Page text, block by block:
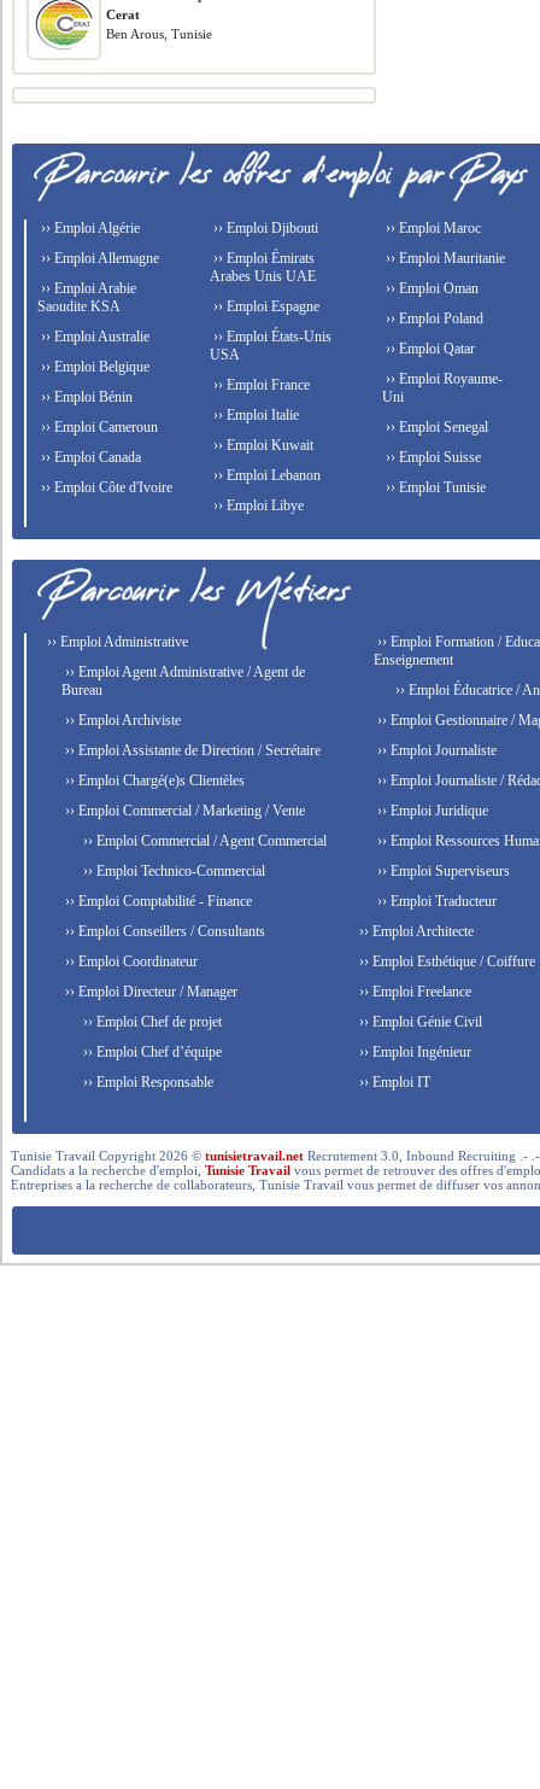
Cerat
Ben Arous, Tunisie
›› Emploi Algérie
›› Emploi Allemagne
›› Emploi Arabie
Saoudite KSA
›› Emploi Australie
›› Emploi Belgique
›› Emploi Bénin
›› Emploi Cameroun
›› Emploi Canada
›› Emploi Côte d'Ivoire
›› Emploi Djibouti
›› Emploi Émirats
Arabes Unis UAE
›› Emploi Espagne
›› Emploi États-Unis
USA
›› Emploi France
›› Emploi Italie
›› Emploi Kuwait
›› Emploi Lebanon
›› Emploi Libye
›› Emploi Maroc
›› Emploi Mauritanie
›› Emploi Oman
›› Emploi Poland
›› Emploi Qatar
›› Emploi Royaume-
Uni
›› Emploi Senegal
›› Emploi Suisse
›› Emploi Tunisie
›› Emploi Administrative
›› Emploi Agent Administrative / Agent de
Bureau
›› Emploi Archiviste
›› Emploi Assistante de Direction / Secrétaire
›› Emploi Chargé(e)s Clientèles
›› Emploi Commercial / Marketing / Vente
›› Emploi Commercial / Agent Commercial
›› Emploi Technico-Commercial
›› Emploi Comptabilité - Finance
›› Emploi Conseillers / Consultants
›› Emploi Coordinateur
›› Emploi Directeur / Manager
›› Emploi Chef de projet
›› Emploi Chef d’équipe
›› Emploi Responsable
›› Emploi Formation /
Enseignement
›› Emploi Éducatrice /
›› Emploi Gestionnaire /
›› Emploi Journaliste
›› Emploi Journaliste /
›› Emploi Juridique
›› Emploi Ressources
›› Emploi Superviseurs
›› Emploi Traducteur
›› Emploi Architecte
›› Emploi Esthétique / Coiffure
›› Emploi Freelance
›› Emploi Génie Civil
›› Emploi Ingénieur
›› Emploi IT
Tunisie Travail Copyright 2026 ©tunisietravail.net Recrutement 3.0, Inbound Recruiting .-
Candidats a la recherche d'emploi,Tunisie Travail vous permet de retrouver des offres
Entreprises a la recherche de collaborateurs, Tunisie Travail vous permet de diffuser vos